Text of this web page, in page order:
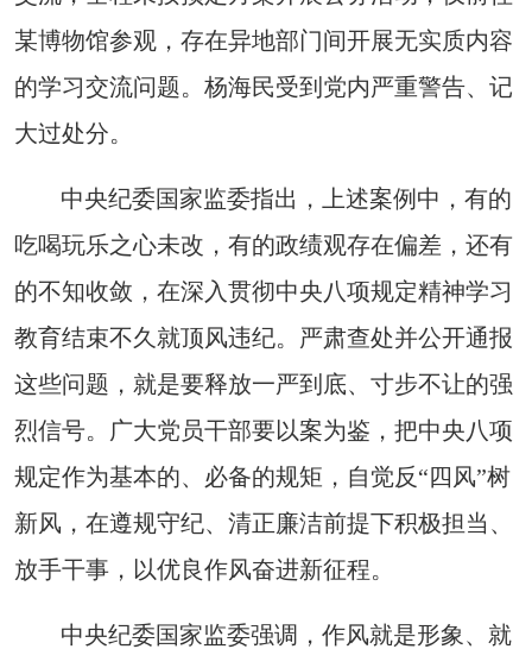
某博物馆参观，存在异地部门间开展无实质内容
的学习交流问题。杨海民受到党内严重警告、记
大过处分。
中央纪委国家监委指出，上述案例中，有的
吃喝玩乐之心未改，有的政绩观存在偏差，还有
的不知收敛，在深入贯彻中央八项规定精神学习
教育结束不久就顶风违纪。严肃查处并公开通报
这些问题，就是要释放一严到底、寸步不让的强
烈信号。广大党员干部要以案为鉴，把中央八项
规定作为基本的、必备的规矩，自觉反“四风”树
新风，在遵规守纪、清正廉洁前提下积极担当、
放手干事，以优良作风奋进新征程。
中央纪委国家监委强调，作风就是形象、就